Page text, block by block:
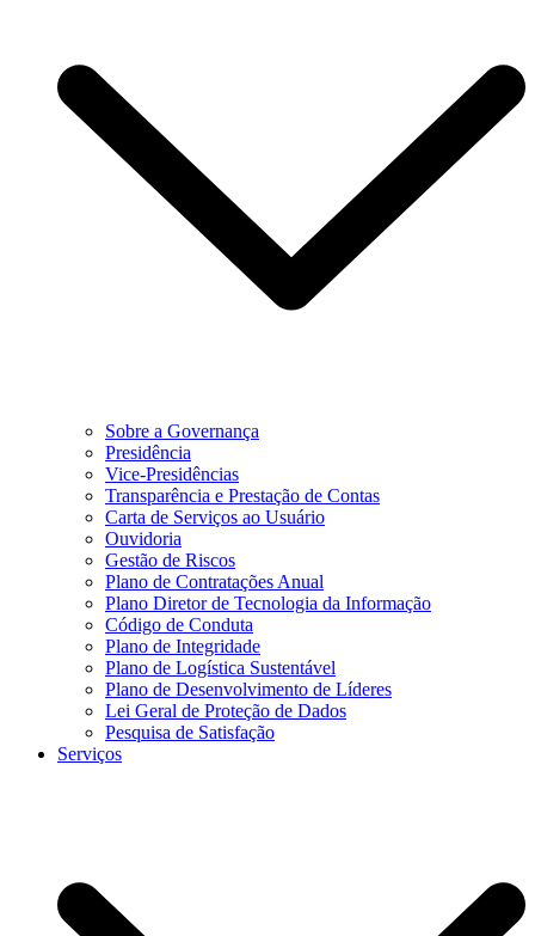
Sobre a Governança
Presidência
Vice-Presidências
Transparência e Prestação de Contas
Carta de Serviços ao Usuário
Ouvidoria
Gestão de Riscos
Plano de Contratações Anual
Plano Diretor de Tecnologia da Informação
Código de Conduta
Plano de Integridade
Plano de Logística Sustentável
Plano de Desenvolvimento de Líderes
Lei Geral de Proteção de Dados
Pesquisa de Satisfação
Serviços